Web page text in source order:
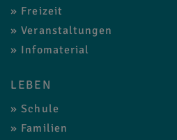
Freizeit
Veranstaltungen
Infomaterial
LEBEN
Schule
Familien